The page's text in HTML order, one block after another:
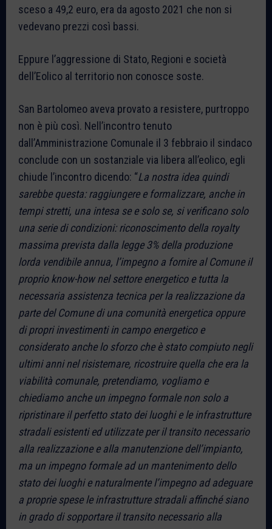
sceso a 49,2 euro, era da agosto 2021 che non si
vedevano prezzi così bassi.
Eppure l’aggressione di Stato, Regioni e società
dell’Eolico al territorio non conosce soste.
San Bartolomeo aveva provato a resistere, purtroppo
non è più così. Nell’incontro tenuto
dall’Amministrazione Comunale il 3 febbraio il sindaco
conclude con un sostanziale via libera all’eolico, egli
chiude l’incontro dicendo: “La nostra idea quindi
sarebbe questa: raggiungere e formalizzare, anche in
tempi stretti, una intesa se e solo se, si verificano solo
una serie di condizioni: riconoscimento della royalty
massima prevista dalla legge 3% della produzione
lorda vendibile annua, l’impegno a fornire al Comune il
proprio know-how nel settore energetico e tutta la
necessaria assistenza tecnica per la realizzazione da
parte del Comune di una comunità energetica oppure
di propri investimenti in campo energetico e
considerato anche lo sforzo che è stato compiuto negli
ultimi anni nel risistemare, ricostruire quella che era la
viabilità comunale, pretendiamo, vogliamo e
chiediamo anche un impegno formale non solo a
ripristinare il perfetto stato dei luoghi e le infrastrutture
stradali esistenti ed utilizzate per il transito necessario
alla realizzazione e alla manutenzione dell’impianto,
ma un impegno formale ad un mantenimento dello
stato dei luoghi e naturalmente l’impegno ad adeguare
a proprie spese le infrastrutture stradali affinché siano
in grado di sopportare il transito necessario alla